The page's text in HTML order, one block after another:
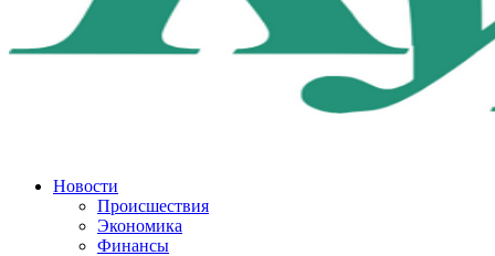
Новости
Происшествия
Экономика
Финансы